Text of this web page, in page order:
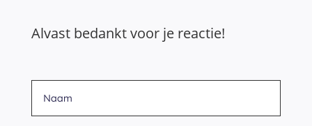
Alvast bedankt voor je reactie!